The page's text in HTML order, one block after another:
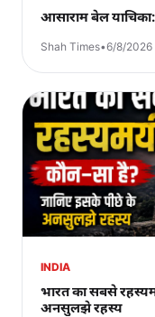
आसाराम बेल याचिका:
Shah Times•6/8/2026
INDIA
भारत का सबसे
अनसुलझे रहस्य